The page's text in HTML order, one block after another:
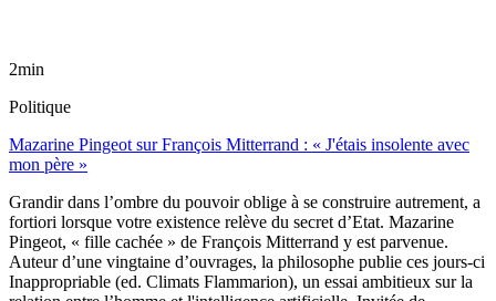
2min
Politique
Mazarine Pingeot sur François Mitterrand : « J'étais insolente avec
mon père »
Grandir dans l’ombre du pouvoir oblige à se construire autrement, a
fortiori lorsque votre existence relève du secret d’Etat. Mazarine
Pingeot, « fille cachée » de François Mitterrand y est parvenue.
Auteur d’une vingtaine d’ouvrages, la philosophe publie ces jours-ci
Inappropriable (ed. Climats Flammarion), un essai ambitieux sur la